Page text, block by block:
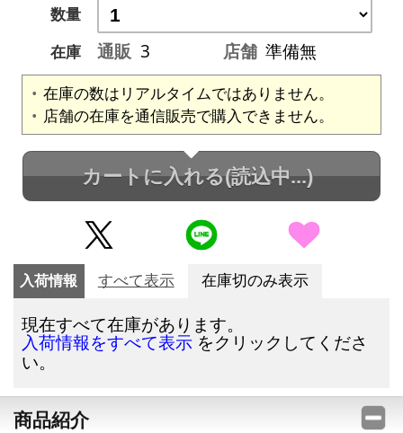
数量
在庫
通販 3 店舗 準備無
在庫の数はリアルタイムではありません。
店舗の在庫を通信販売で購入できません。
カートに入れる(読込中...)
入荷情報 すべて表示 在庫切のみ表示
現在すべて在庫があります。
入荷情報をすべて表示 をクリックしてくださ
い。
商品紹介